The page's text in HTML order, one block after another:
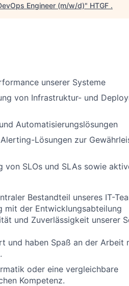
Engineer (m/w/d)" HTGF .
unserer Systeme
von Infrastruktur- und
Automatisierungslösungen
Lösungen zur
SLOs und SLAs sowie
Bestandteil unseres IT-
mit der Entwicklungsabteilung
und Zuverlässigkeit unserer
und haben Spaß an der Arbeit
oder eine vergleichbare
Kompetenz.